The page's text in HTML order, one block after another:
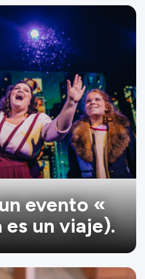
evento «
un viaje).